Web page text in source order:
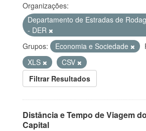
Organizações:
Departamento de Estradas de
- DER
Grupos:
Economia e Sociedade
XLS
CSV
Filtrar Resultados
Distância e Tempo de Viagem
Capital